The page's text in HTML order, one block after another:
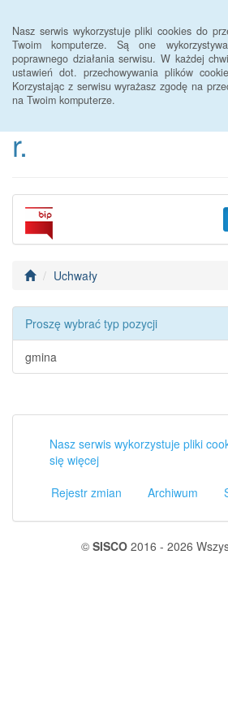
Nasz serwis wykorzystuje pliki cookies do
Twoim komputerze. Są one
poprawnego działania serwisu. W każdej
ustawień dot. przechowywania plików
Korzystając z serwisu wyrażasz zgodę na
na Twoim komputerze.
BIP Urzędu
Janowice
r.
Uchwały
Proszę wybrać typ pozycji
gmina
Nasz serwis wykorzystuje pliki
się więcej
Rejestr zmian
Archiwum
© SISCO 2016 - 2026